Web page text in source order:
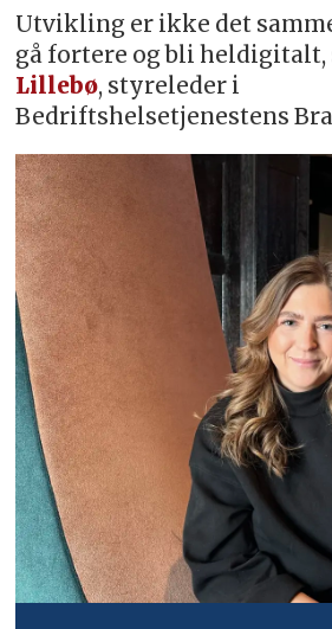
Utvikling er ikke det
gå fortere og bli
Lillebø, styreleder i
Bedriftshelsetjenestens